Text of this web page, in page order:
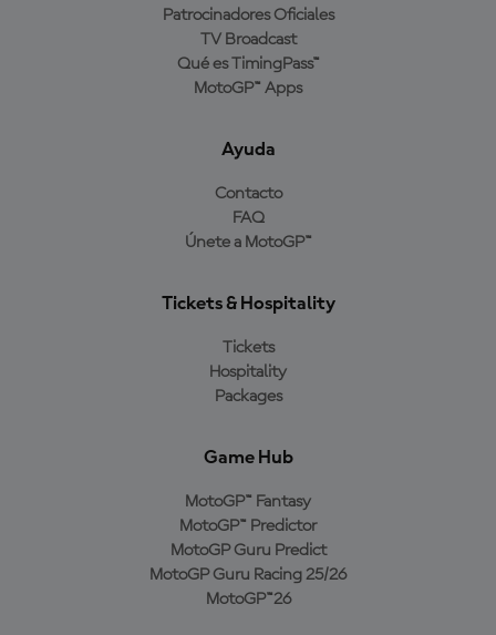
Patrocinadores Oficiales
TV Broadcast
Qué es TimingPass™
MotoGP™ Apps
Ayuda
Contacto
FAQ
Únete a MotoGP™
Tickets & Hospitality
Tickets
Hospitality
Packages
Game Hub
MotoGP™ Fantasy
MotoGP™ Predictor
MotoGP Guru Predict
MotoGP Guru Racing 25/26
MotoGP™26